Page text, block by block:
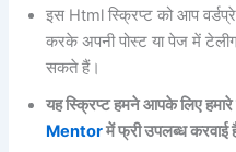
इस Html स्क्रिप्ट को आप
करके अपनी पोस्ट या पेज में
सकते हैं।
यह स्क्रिप्ट हमने आपके लिए
Mentorमें फ्री उपलब्ध करवाई